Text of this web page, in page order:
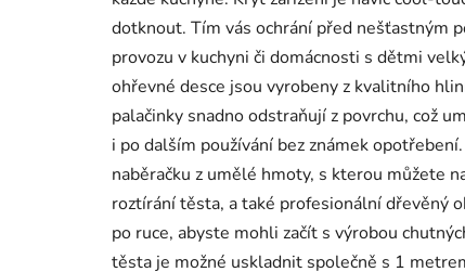
dotknout. Tím vás ochrání před nešťastným
provozu v kuchyni či domácnosti s dětmi
ohřevné desce jsou vyrobeny z kvalitního
palačinky snadno odstraňují z povrchu, což
i po dalším používání bez známek
naběračku z umělé hmoty, s kterou můžete
roztírání těsta, a také profesionální dřevěný
po ruce, abyste mohli začít s výrobou
těsta je možné uskladnit společně s 1